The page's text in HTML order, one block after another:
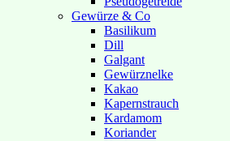
Gewürze & Co
Basilikum
Dill
Galgant
Gewürznelke
Kakao
Kapernstrauch
Kardamom
Koriander